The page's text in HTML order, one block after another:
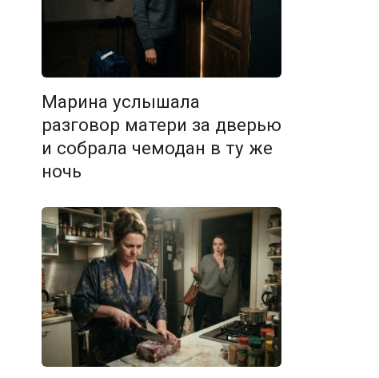
Марина услышала
разговор матери за дверью
и собрала чемодан в ту же
ночь